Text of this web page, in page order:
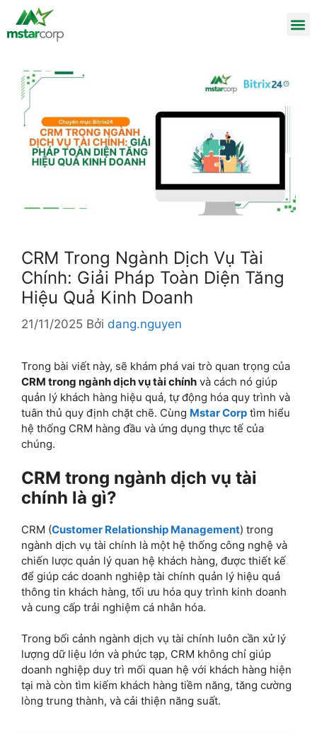
CRM Trong Ngành Dịch Vụ Tài
Chính: Giải Pháp Toàn Diện Tăng
Hiệu Quả Kinh Doanh
21/11/2025 Bởi dang.nguyen
Trong bài viết này, sẽ khám phá vai trò quan trọng của
CRM trong ngành dịch vụ tài chính và cách nó giúp
quản lý khách hàng hiệu quả, tự động hóa quy trình và
tuân thủ quy định chặt chẽ. Cùng Mstar Corp tìm hiểu
hệ thống CRM hàng đầu và ứng dụng thực tế của
chúng.
CRM trong ngành dịch vụ tài
chính là gì?
CRM (Customer Relationship Management) trong
ngành dịch vụ tài chính là một hệ thống công nghệ và
chiến lược quản lý quan hệ khách hàng, được thiết kế
để giúp các doanh nghiệp tài chính quản lý hiệu quả
thông tin khách hàng, tối ưu hóa quy trình kinh doanh
và cung cấp trải nghiệm cá nhân hóa.
Trong bối cảnh ngành dịch vụ tài chính luôn cần xử lý
lượng dữ liệu lớn và phức tạp, CRM không chỉ giúp
doanh nghiệp duy trì mối quan hệ với khách hàng hiện
tại mà còn tìm kiếm khách hàng tiềm năng, tăng cường
lòng trung thành, và cải thiện năng suất.